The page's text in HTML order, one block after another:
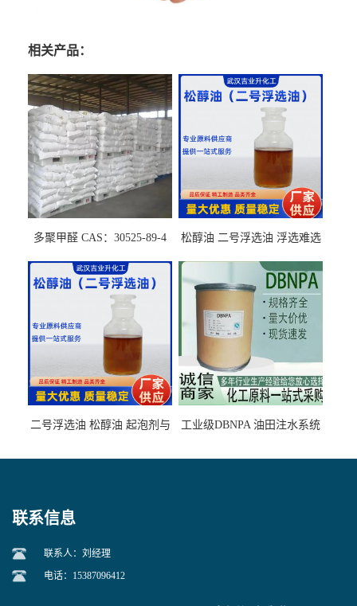
相关产品：
多聚甲醛 CAS：30525-89-4
松醇油 二号浮选油 浮选难选
石墨矿
二号浮选油 松醇油 起泡剂与
工业级DBNPA 油田注水系统
联系信息
联系人：刘经理
电话：15387096412